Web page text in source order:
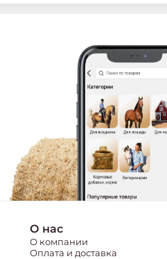
О нас
О компании
Оплата и доставка